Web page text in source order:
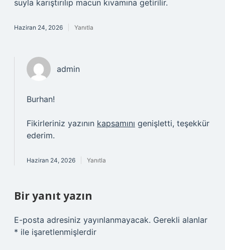
suyla karıştırılıp macun kıvamına getirilir.
Haziran 24, 2026 Yanıtla
admin
Burhan!
Fikirleriniz yazının kapsamını genişletti, teşekkür
ederim.
Haziran 24, 2026 Yanıtla
Bir yanıt yazın
E-posta adresiniz yayınlanmayacak. Gerekli alanlar
* ile işaretlenmişlerdir